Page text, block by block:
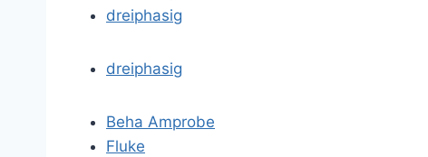
dreiphasig
dreiphasig
Beha Amprobe
Fluke